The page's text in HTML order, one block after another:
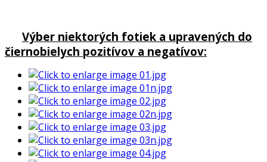
Výber niektorých fotiek a upravených do
čiernobielych pozitívov a negatívov: